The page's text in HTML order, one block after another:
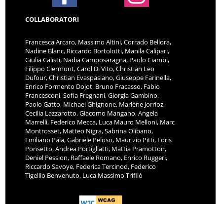
COLLABORATORI
Francesca Arcaro, Massimo Altini, Corrado Bellora,
Nadine Blanc, Riccardo Bortolotti, Manila Calipari,
Giulia Calisti, Nadia Camposaragna, Paolo Ciambi,
Filippo Clermont, Carol Di Vito, Christian Leo
Dufour, Christian Evaspasiano, Giuseppe Farinella,
Enrico Formento Dojot, Bruno Fracasso, Fabio
Francesconi, Sofia Fregnani, Giorgia Gambino,
Paolo Gatto, Michael Ghignone, Marlène Jorrioz,
Cecilia Lazzarotto, Giacomo Mangano, Angela
Marrelli, Federico Mecca, Luca Mauro Melloni, Marc
Montrosset, Matteo Nigra, Sabrina Olibano,
Emiliano Pala, Gabriele Peloso, Maurizio Pitti, Loris
Ponsetto, Andrea Portigliatti, Mattia Pramotton,
Deniel Pession, Raffaele Romano, Enrico Ruggeri,
Riccardo Savoye, Federica Tercinod, Federico
Tigellio Benvenuto, Luca Massimo Trifilò